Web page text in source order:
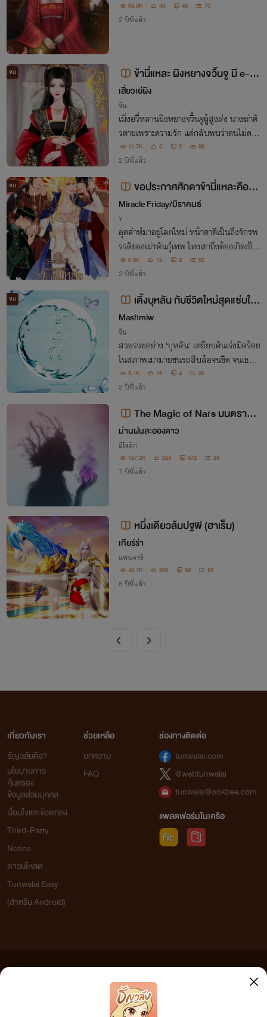
68.0K 43 49 70
2 ปีที่แล้ว
จบ
ข้านี่แหละ ผิงหยางจวิ้นจู มี e-b
ook
เสี่ยวเย่ผิง
จีน
เมิ่งอวี่หลานผิงหยางจวิ้นจูผู้สูงส่ง นางฆ่าตั
วตายเพราะความรัก แต่กลับพบว่าตนไม่ตาย
ชาตินี้นางแค่อยากแต่งงานมีสามีและลูกๆที่
น่ารัก แต่สวรรค์กลับเล่นตลก นางกลับคลอ
ดไข่หนึ่งใบออกมา นางเป็นใครกันแน่
11.7K 5 2 56
2 ปีที่แล้ว
จบ
ขอประกาศศักดาข้านี่แหละคือพ
ระเอก!
Miracle Friday/มิราคนธ์
Y
อุตส่าห์มาอยู่โลกใหม่ หน้าตาดีเป็นถึงจักรพ
รรดิของเผ่าพันธุ์เทพ ไหงเขาถึงต้องเกิดเป็น
ตัวร้าย ไม่พอแค่นั้นคู่ชีวิตของเขายังเป็นผู้ชา
ย แถมมีตั้งสามคน!
6.8K 12 2 60
2 ปีที่แล้ว
จบ
เติ้งบุหลัน กับชีวิตใหม่สุดแซ่บใน
ยุคจีนโบราณ
Mashmiw
จีน
สวยรวยอย่าง 'บุหลัน' เหยียบคันเร่งมิดร้อย
ในสภาพเมามายชนรถสิบล้อจนขิต จนเธอไ
ด้มาใช้ชีวิตใหม่ในร่างของ 'เติ้งซูหลัน' ฮูหยิน
เอกที่มีชะตาชีวิตอาภัพยิ่งนัก ไหนจะถูกใส่ร้า
5.1K 15 4 36
2 ปีที่แล้ว
The Magic of Nars มนตรามห
านารี | NC18+ ฮาเร็มชาย
ม่านฝนละอองดาว
อีโรติก
127.2K 323 372 23
7 ปีที่แล้ว
หนึ่งเดียวล้มปฐพี (ฮาเร็ม)
เทียร์ร่า
แฟนตาซี
42.7K 206 52 53
8 ปีที่แล้ว
เกี่ยวกับเรา
ธัญวลัยคือ?
นโยบายการ
คุ้มครอง
ข้อมูลส่วนบุคคล
เงื่อนไขและข้อตกลง
Third-Party
Notice
ดาวน์โหลด
Tunwalai Easy
(สำหรับ Android)
ช่วยเหลือ
บทความ
FAQ
ช่องทางติดต่อ
tunwalai.com
@webtunwalai
tunwalai@ookbee.com
แพลตฟอร์มในเครือ
เว็บไซต์แห่งนี้ไม่ได้เห็นด้วยและไม่ขอรับผิดชอบต่อข้อความใดๆ ทั้งสิ้น ดังนั้นผู้อ่านทุกท่านโปรดใช้
วิจารณญาณในการกลั่นกรองด้วยตนเอง และหากท่านพบข้อความใดๆ ที่ขัดต่อกฎหมายและศีลธรรม
กรุณาแจ้งมาที่ tunwalai@ookbee.com เพื่อทีมงานจะได้ดำเนินการในทันที ทั้งนี้ ทางเว็บไซต์ขอสงวน